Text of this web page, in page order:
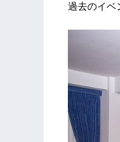
過去のイベ